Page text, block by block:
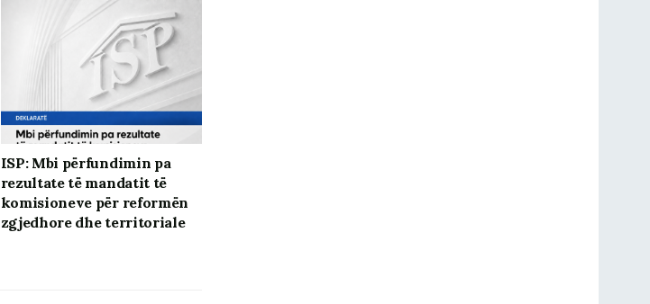
ISP: Mbi përfundimin pa
rezultate të mandatit të
komisioneve për reformën
zgjedhore dhe territoriale